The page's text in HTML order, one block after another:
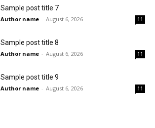
Sample post title 7
Author name - August 6, 2026 11
Sample post title 8
Author name - August 6, 2026 11
Sample post title 9
Author name - August 6, 2026 11